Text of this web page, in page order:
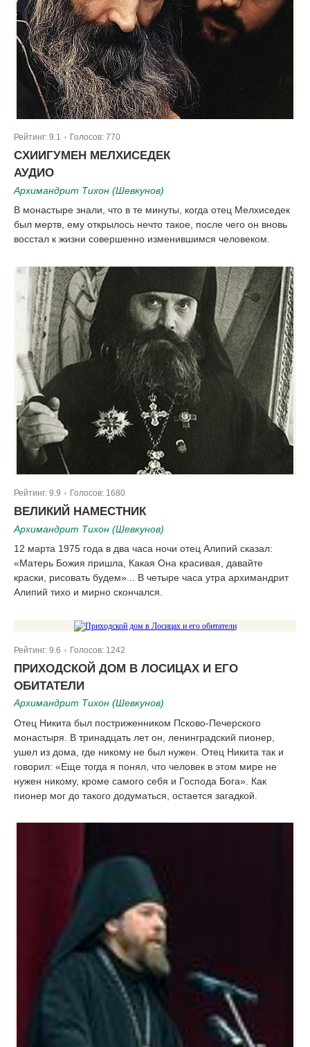
Рейтинг: 9.1 Голосов: 770
CХИИГУМЕН МЕЛХИСЕДЕК
АУДИО
Архимандрит Тихон (Шевкунов)
В монастыре знали, что в те минуты, когда отец Мелхиседек
был мертв, ему открылось нечто такое, после чего он вновь
восстал к жизни совершенно изменившимся человеком.
Рейтинг: 9.9 Голосов: 1680
ВЕЛИКИЙ НАМЕСТНИК
Архимандрит Тихон (Шевкунов)
12 марта 1975 года в два часа ночи отец Алипий сказал:
«Матерь Божия пришла, Какая Она красивая, давайте
краски, рисовать будем»... В четыре часа утра архимандрит
Алипий тихо и мирно скончался.
Рейтинг: 9.6 Голосов: 1242
ПРИХОДСКОЙ ДОМ В ЛОСИЦАХ И ЕГО
ОБИТАТЕЛИ
Архимандрит Тихон (Шевкунов)
Отец Никита был постриженником Псково-Печерского
монастыря. В тринадцать лет он, ленинградский пионер,
ушел из дома, где никому не был нужен. Отец Никита так и
говорил: «Еще тогда я понял, что человек в этом мире не
нужен никому, кроме самого себя и Господа Бога». Как
пионер мог до такого додуматься, остается загадкой.